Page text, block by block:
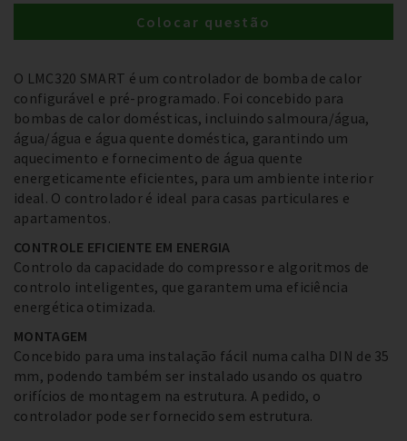
O LMC320 SMART é um controlador de bomba de calor
configurável e pré-programado. Foi concebido para
bombas de calor domésticas, incluindo salmoura/água,
água/água e água quente doméstica, garantindo um
aquecimento e fornecimento de água quente
energeticamente eficientes, para um ambiente interior
ideal. O controlador é ideal para casas particulares e
apartamentos.
CONTROLE EFICIENTE EM ENERGIA
Controlo da capacidade do compressor e algoritmos de
controlo inteligentes, que garantem uma eficiência
energética otimizada.
MONTAGEM
Concebido para uma instalação fácil numa calha DIN de 35
mm, podendo também ser instalado usando os quatro
orifícios de montagem na estrutura. A pedido, o
controlador pode ser fornecido sem estrutura.
Colocar questão